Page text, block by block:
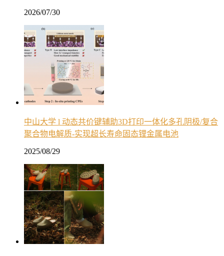
2026/07/30
中山大学 l 动态共价键辅助3D打印一体化多孔阴极/复合
聚合物电解质-实现超长寿命固态锂金属电池
2025/08/29